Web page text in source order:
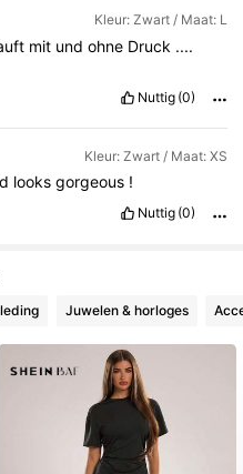
Kleur: Zwart / Maat: L
mit undohne Druck ....
Nuttig (0)
Kleur: Zwart / Maat: XS
looksgorgeous !
Nuttig (0)
Juwelen & horloges